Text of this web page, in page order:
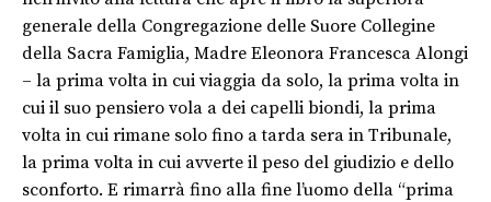
generale della Congregazione delle Suore Collegine
della Sacra Famiglia, Madre Eleonora Francesca Alongi
– la prima volta in cui viaggia da solo, la prima volta in
cui il suo pensiero vola a dei capelli biondi, la prima
volta in cui rimane solo fino a tarda sera in Tribunale,
la prima volta in cui avverte il peso del giudizio e dello
sconforto. E rimarrà fino alla fine l’uomo della “prima